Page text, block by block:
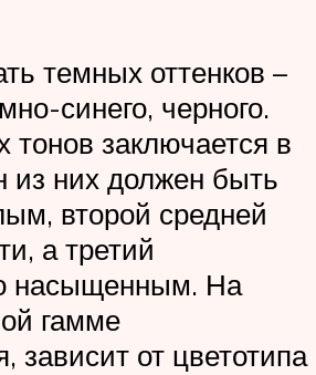
темных оттенков –
синего, черного.
тонов заключается в
из них должен быть
второй средней
а третий
насыщенным. На
гамме
зависит от цветотипа